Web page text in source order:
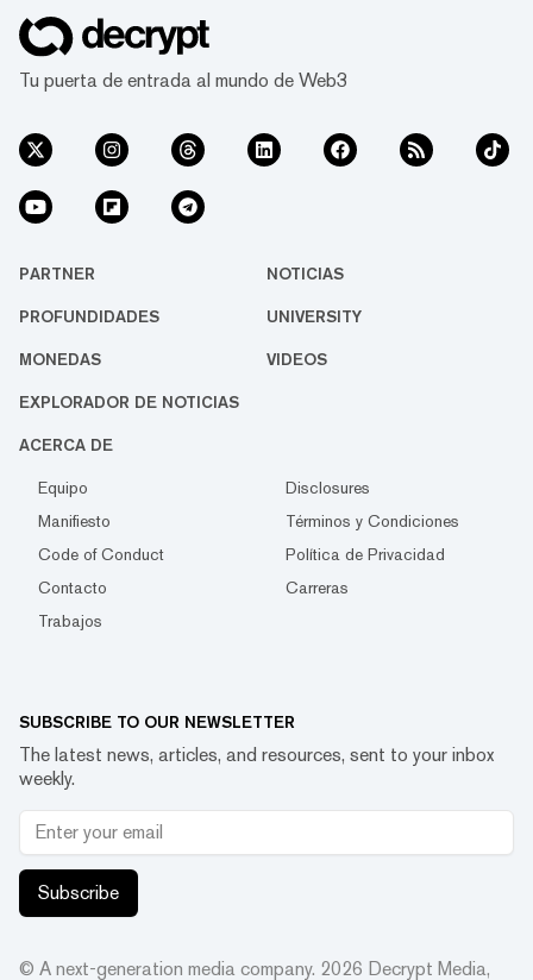
se disparó rápidamente hasta una
capitalización de me...
Tu puerta de entrada al mundo de Web3
PARTNER NOTICIAS
PROFUNDIDADES UNIVERSITY
MONEDAS VIDEOS
EXPLORADOR DE NOTICIAS
ACERCA DE
Equipo
Disclosures
Manifiesto
Términos y Condiciones
Code of Conduct
Política de Privacidad
Contacto
Carreras
Trabajos
SUBSCRIBE TO OUR NEWSLETTER
The latest news, articles, and resources, sent to your inbox
weekly.
Subscribe
© A next-generation media company. 2026 Decrypt Media,